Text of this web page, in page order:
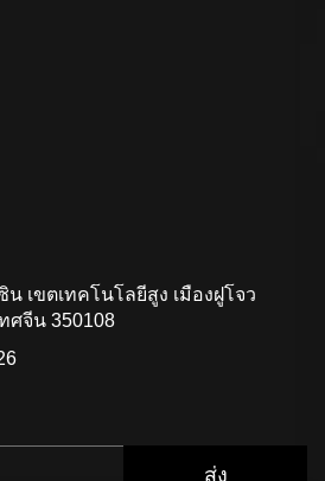
น เขตเทคโนโลยีสูง เมืองฝูโจว
ศจีน 350108
ส่ง